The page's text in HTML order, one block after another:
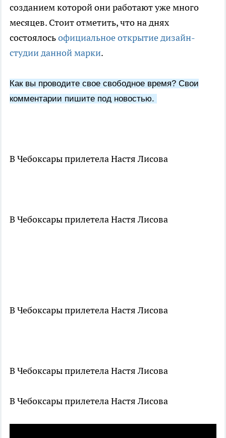
созданием которой они работают уже много
месяцев. Стоит отметить, что на днях
состоялосьофициальное открытие дизайн-
студии данной марки.
Как вы проводите свое свободное время? Свои
комментарии пишите под новостью.
В Чебоксары прилетела Настя Лисова
В Чебоксары прилетела Настя Лисова
В Чебоксары прилетела Настя Лисова
В Чебоксары прилетела Настя Лисова
В Чебоксары прилетела Настя Лисова